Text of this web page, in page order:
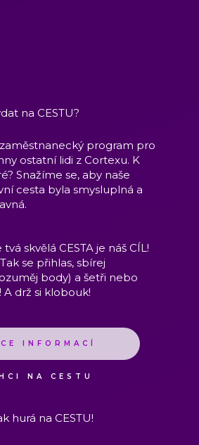
na CESTU?
zaměstnanecký program pro
ostatní lidi z Cortexu. K
Snažíme se, aby naše
cesta byla smysluplná a
skvělá CESTA je náš CÍL!
se přihlas, sbírej
body) a šetři nebo
drž si klobouk!
INFORMACÍ
NA CESTU
hurá na CESTU!